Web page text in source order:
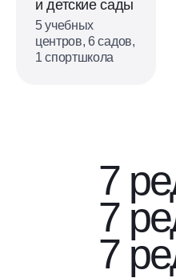
и детские сады
5 учебных
центров, 6 садов,
1 спортшкола
7
7
7